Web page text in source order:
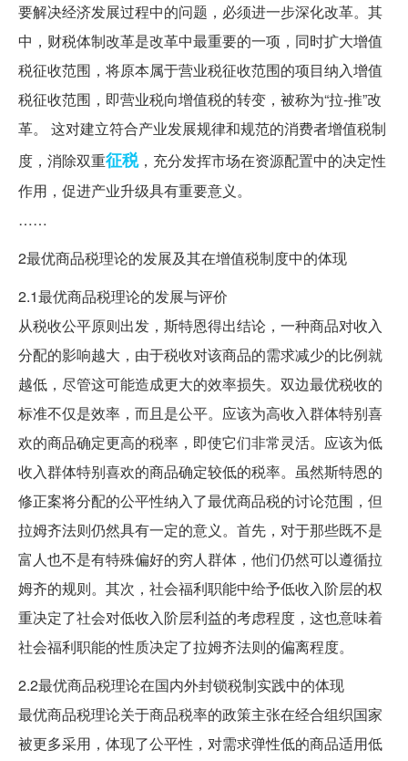
要解决经济发展过程中的问题，必须进一步深化改革。其
中，财税体制改革是改革中最重要的一项，同时扩大增值
税征收范围，将原本属于营业税征收范围的项目纳入增值
税征收范围，即营业税向增值税的转变，被称为“拉-推”改
革。 这对建立符合产业发展规律和规范的消费者增值税制
度，消除双重征税，充分发挥市场在资源配置中的决定性
作用，促进产业升级具有重要意义。
……
2最优商品税理论的发展及其在增值税制度中的体现
2.1最优商品税理论的发展与评价
从税收公平原则出发，斯特恩得出结论，一种商品对收入
分配的影响越大，由于税收对该商品的需求减少的比例就
越低，尽管这可能造成更大的效率损失。双边最优税收的
标准不仅是效率，而且是公平。应该为高收入群体特别喜
欢的商品确定更高的税率，即使它们非常灵活。应该为低
收入群体特别喜欢的商品确定较低的税率。虽然斯特恩的
修正案将分配的公平性纳入了最优商品税的讨论范围，但
拉姆齐法则仍然具有一定的意义。首先，对于那些既不是
富人也不是有特殊偏好的穷人群体，他们仍然可以遵循拉
姆齐的规则。其次，社会福利职能中给予低收入阶层的权
重决定了社会对低收入阶层利益的考虑程度，这也意味着
社会福利职能的性质决定了拉姆齐法则的偏离程度。
2.2最优商品税理论在国内外封锁税制实践中的体现
最优商品税理论关于商品税率的政策主张在经合组织国家
被更多采用，体现了公平性，对需求弹性低的商品适用低